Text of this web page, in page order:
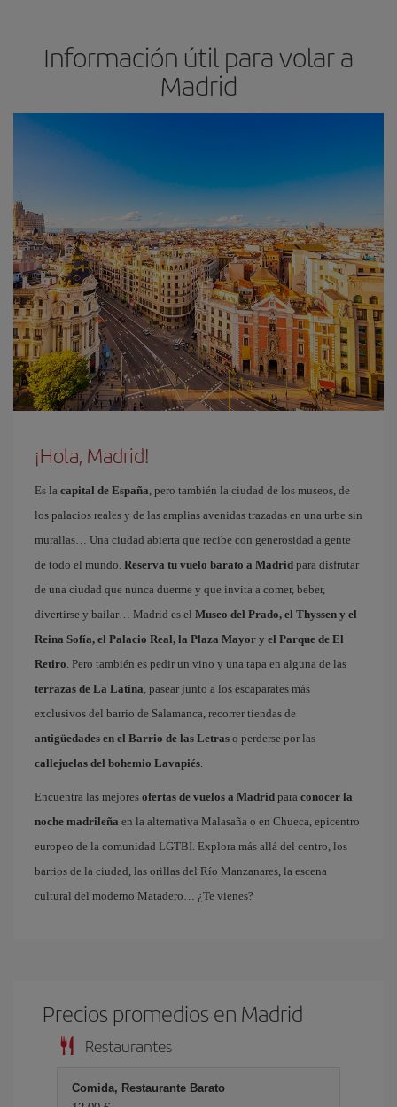
Información útil para volar a
Madrid
¡Hola, Madrid!
Es la capital de España, pero también la ciudad de los museos, de
los palacios reales y de las amplias avenidas trazadas en una urbe sin
murallas… Una ciudad abierta que recibe con generosidad a gente
de todo el mundo. Reserva tu vuelo barato a Madrid para disfrutar
de una ciudad que nunca duerme y que invita a comer, beber,
divertirse y bailar… Madrid es el Museo del Prado, el Thyssen y el
Reina Sofía, el Palacio Real, la Plaza Mayor y el Parque de El
Retiro. Pero también es pedir un vino y una tapa en alguna de las
terrazas de La Latina, pasear junto a los escaparates más
exclusivos del barrio de Salamanca, recorrer tiendas de
antigüedades en el Barrio de las Letras o perderse por las
callejuelas del bohemio Lavapiés.
Encuentra las mejores ofertas de vuelos a Madrid para conocer la
noche madrileña en la alternativa Malasaña o en Chueca, epicentro
europeo de la comunidad LGTBI. Explora más allá del centro, los
barrios de la ciudad, las orillas del Río Manzanares, la escena
cultural del moderno Matadero… ¿Te vienes?
Precios promedios en Madrid
Restaurantes
Comida, Restaurante Barato